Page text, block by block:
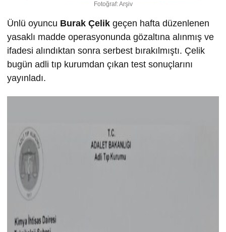
Fotoğraf: Arşiv
Ünlü oyuncu Burak Çelik geçen hafta düzenlenen
yasaklı madde operasyonunda gözaltına alınmış ve
ifadesi alındıktan sonra serbest bırakılmıştı. Çelik
bugün adli tıp kurumdan çıkan test sonuçlarını
yayınladı.